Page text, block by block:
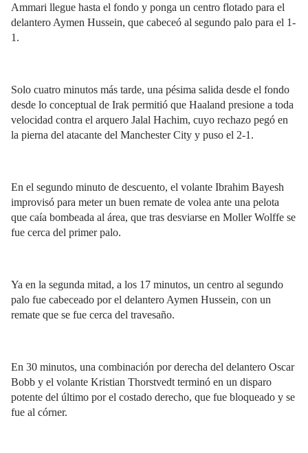
Ammari llegue hasta el fondo y ponga un centro flotado para el
delantero Aymen Hussein, que cabeceó al segundo palo para el 1-
1.
Solo cuatro minutos más tarde, una pésima salida desde el fondo
desde lo conceptual de Irak permitió que Haaland presione a toda
velocidad contra el arquero Jalal Hachim, cuyo rechazo pegó en
la pierna del atacante del Manchester City y puso el 2-1.
En el segundo minuto de descuento, el volante Ibrahim Bayesh
improvisó para meter un buen remate de volea ante una pelota
que caía bombeada al área, que tras desviarse en Moller Wolffe se
fue cerca del primer palo.
Ya en la segunda mitad, a los 17 minutos, un centro al segundo
palo fue cabeceado por el delantero Aymen Hussein, con un
remate que se fue cerca del travesaño.
En 30 minutos, una combinación por derecha del delantero Oscar
Bobb y el volante Kristian Thorstvedt terminó en un disparo
potente del último por el costado derecho, que fue bloqueado y se
fue al córner.